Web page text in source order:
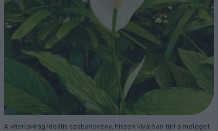
A vitorlavirág ideális szobanövény, hiszen kiválóan tűri a meleget